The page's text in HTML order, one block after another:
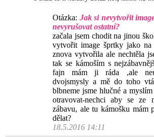
Otázka: Jak si nevytvořit
nevyrušovat ostatní?
začala jsem chodit na jinou
vytvořit image šprtky jako na
znova vytvořila ale nechtěla
tak se kámoším s
fajn mám ji ráda ,ale
dvojsmysly a mě do toho
blbneme jsme hlučné a
otravovat-nechci aby se ze
zábavu, ale tu kámošku mám
dělat?
18.5.2016 14:11